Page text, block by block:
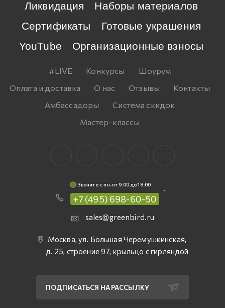
Ликвидация
Наборы материалов
Сертификаты
Готовые украшения
YouTube
Организационные взносы
#LIVE Конкурсы
Шоурум
Оплата и доставка
О нас Отзывы
Контакты
Амбассадоры
Система скидок
Мастер-классы
Звоните: c пн-пт 9:00 до 18:00
+7 (495) 698-60-50
sales@greenbird.ru
Москва, ул. Большая Черемушкинская,
д. 25, строение 97, крыльцо с гирляндой
ПОДПИСАТЬСЯ НА РАССЫЛКУ